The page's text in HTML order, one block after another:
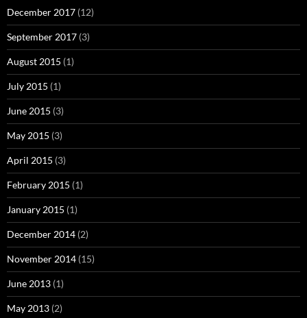
December 2017 (12)
September 2017 (3)
August 2015 (1)
July 2015 (1)
June 2015 (3)
May 2015 (3)
April 2015 (3)
February 2015 (1)
January 2015 (1)
December 2014 (2)
November 2014 (15)
June 2013 (1)
May 2013 (2)